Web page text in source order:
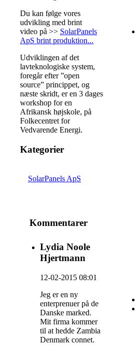
Du kan følge vores
udvikling med brint
video på >> SolarPanels
ApS brint produktion...
Udviklingen af det
lavteknologiske system,
foregår efter ”open
source” princippet, og
næste skridt, er en 3 dages
workshop for en
Afrikansk højskole, på
Folkecentret for
Vedvarende Energi.
Kategorier
SolarPanels ApS
Kommentarer
Lydia Noole
Hjertmann
12-02-2015 08:01
Jeg er en ny
enterprenuer på de
Danske marked.
Mit firma kommer
til at hedde Zambia
Denmark connet.